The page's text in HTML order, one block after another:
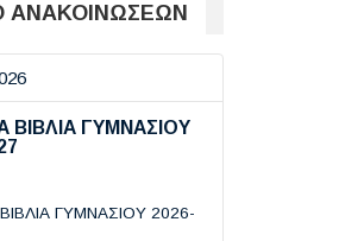
ΑΝΑΚΟΙΝΩΣΕΩΝ
ΒΙΒΛΙΑ ΓΥΜΝΑΣΙΟΥ
ΓΥΜΝΑΣΙΟΥ 2026-